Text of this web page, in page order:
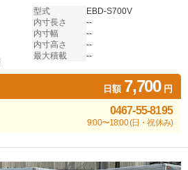
型式
EBD-S700V
内寸長さ
--
内寸幅
--
内寸高さ
--
最大積載
--
日額 7,700円
0467-55-8195
9:00〜18:00 (日・祝休み)